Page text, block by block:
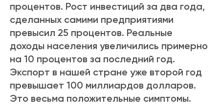
процентов. Рост инвестиций за два года,
сделанных самими предприятиями
превысил 25 процентов. Реальные
доходы населения увеличились примерно
на 10 процентов за последний год.
Экспорт в нашей стране уже второй год
превышает 100 миллиардов долларов.
Это весьма положительные симптомы.